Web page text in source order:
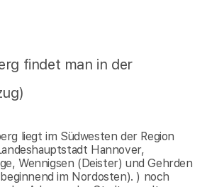
findet man in der
liegt im Südwesten der Region
Hannover,
Wennigsen (Deister) und Gehrden
im Nordosten). ) noch